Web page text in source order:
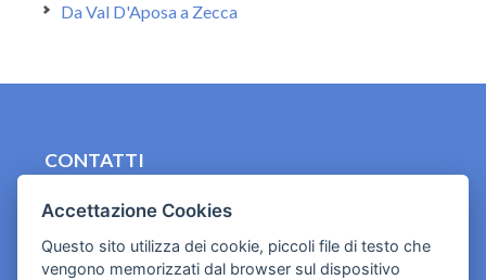
Da Val D'Aposa a Zecca
CONTATTI
Cookies e informativa privacy
Accettazione Cookies
Questo sito utilizza dei cookie, piccoli file di testo che
vengono memorizzati dal browser sul dispositivo